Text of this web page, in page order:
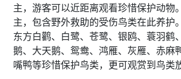
主，游客可以近距离观看珍惜保护动物
主，包含野外救助的受伤鸟类在此养护
东方白鹳、白鹭、苍鹭、银鸥、蓑羽鹤
鹅、大天鹅、鸳鸯、鸿雁、灰雁、赤麻
嘴鸭等珍惜保护鸟类，更可观赏到鸟类